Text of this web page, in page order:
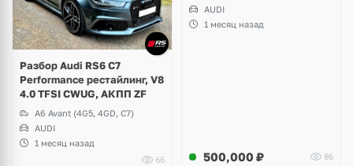
Разбор Audi RS6 C7
Performance рестайлинг, V8
4.0 TFSI CWUG, АКПП ZF
A6 Avant (4G5, 4GD, C7)
AUDI
1 месяц назад
66
AUDI
1 месяц назад
500,000 ₽ 86